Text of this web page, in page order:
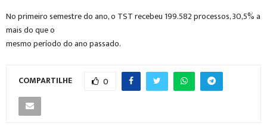
No primeiro semestre do ano, o TST recebeu 199.582 processos, 30,5% a
mais do que o
mesmo período do ano passado.
COMPARTILHE 0